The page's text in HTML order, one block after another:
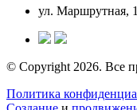
ул. Маршрутная, 1
© Copyright 2026. Все
Политика